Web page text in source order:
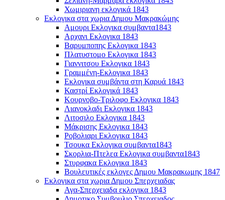
Χωμιριανη εκλογικά 1843
Εκλογικα στα χωρια Δημου Μακρακώμης
Αμουρι Εκλογικα συμβαντα1843
Αρχανι Εκλογικα 1843
Βαρυμποπης Εκλογικα 1843
Πλατυστομο Εκλογικα 1843
Γιαννιτσου Εκλογικα 1843
Γραμμένη-Εκλογικα 1843
Εκλογικα συμβάντα στη Καρυά 1843
Καστρί Εκλογικά 1843
Κουρνοβο-Τριλοφο Εκλογικα 1843
Λιανοκλαδι Εκλογικα 1843
Λιτοσιλο Εκλογικα 1843
Μάκρισης Εκλογικα 1843
Ροβολιαρι Εκλογικα 1843
Τσουκα Εκλογικα συμβαντα1843
Σκορλια-Πτελεα Εκλογικα συμβαντα1843
Στυρφακα Εκλογικα 1843
Βουλευτικές εκλογες Δημου Μακρακωμης 1847
Εκλογικα στα χωρια Δημου Σπερχειαδας
Αγα-Σπερχειαδα εκλογικα 1843